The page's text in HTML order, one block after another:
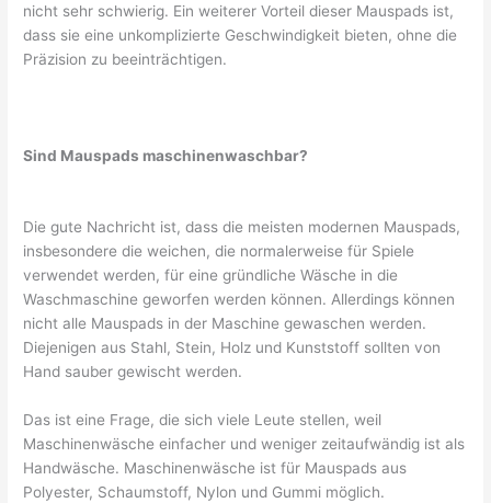
nicht sehr schwierig. Ein weiterer Vorteil dieser Mauspads ist,
dass sie eine unkomplizierte Geschwindigkeit bieten, ohne die
Präzision zu beeinträchtigen.
Sind Mauspads maschinenwaschbar?
Die gute Nachricht ist, dass die meisten modernen Mauspads,
insbesondere die weichen, die normalerweise für Spiele
verwendet werden, für eine gründliche Wäsche in die
Waschmaschine geworfen werden können. Allerdings können
nicht alle Mauspads in der Maschine gewaschen werden.
Diejenigen aus Stahl, Stein, Holz und Kunststoff sollten von
Hand sauber gewischt werden.
Das ist eine Frage, die sich viele Leute stellen, weil
Maschinenwäsche einfacher und weniger zeitaufwändig ist als
Handwäsche. Maschinenwäsche ist für Mauspads aus
Polyester, Schaumstoff, Nylon und Gummi möglich.